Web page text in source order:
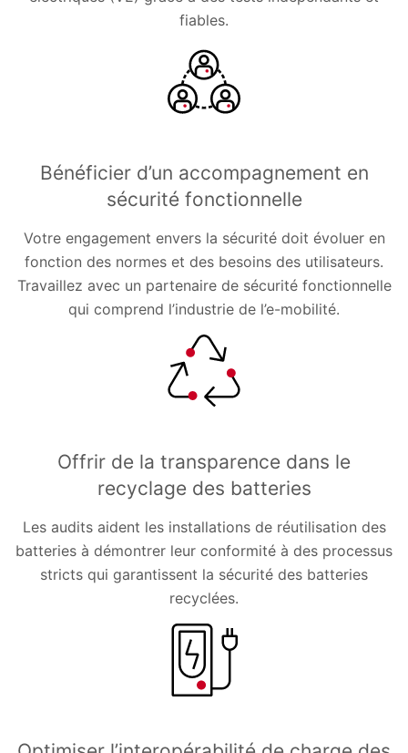
fiables.
Bénéficier d’un accompagnement en
sécurité fonctionnelle
Votre engagement envers la sécurité doit évoluer en
fonction des normes et des besoins des utilisateurs.
Travaillez avec un partenaire de sécurité fonctionnelle
qui comprend l’industrie de l’e-mobilité.
Offrir de la transparence dans le
recyclage des batteries
Les audits aident les installations de réutilisation des
batteries à démontrer leur conformité à des processus
stricts qui garantissent la sécurité des batteries
recyclées.